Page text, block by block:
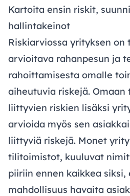
Kartoita ensin riskit,
hallintakeinot
Riskiarviossa yrityksen
arvioitava rahanpesun ja
rahoittamisesta omalle
aiheutuvia riskejä. Omaan
liittyvien riskien lisäksi
arvioida myös sen
liittyviä riskejä. Monet
tilitoimistot, kuuluvat
piiriin ennen kaikkea
mahdollisuus havaita